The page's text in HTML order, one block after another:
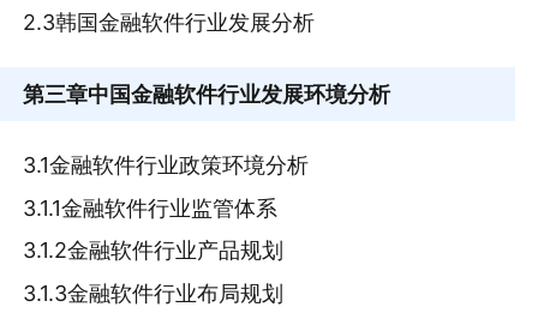
2.3韩国金融软件行业发展分析
第三章中国金融软件行业发展环境分析
3.1金融软件行业政策环境分析
3.1.1金融软件行业监管体系
3.1.2金融软件行业产品规划
3.1.3金融软件行业布局规划